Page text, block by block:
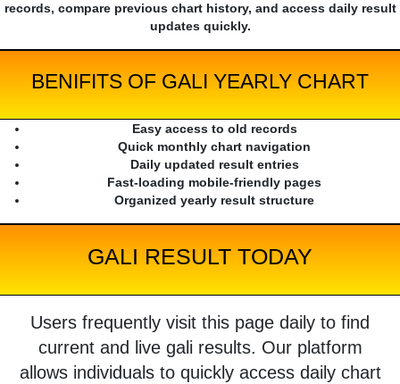
records, compare previous chart history, and access daily result
updates quickly.
BENIFITS OF GALI YEARLY CHART
Easy access to old records
Quick monthly chart navigation
Daily updated result entries
Fast-loading mobile-friendly pages
Organized yearly result structure
GALI RESULT TODAY
Users frequently visit this page daily to find
current and live gali results. Our platform
allows individuals to quickly access daily chart